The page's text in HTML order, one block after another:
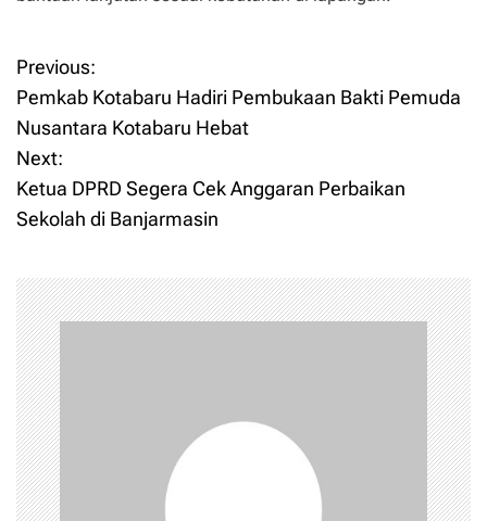
P
o
s
t
a
v
i
g
a
Previous:
Pemkab Kotabaru Hadiri Pembukaan Bakti Pemuda
Nusantara Kotabaru Hebat
Next:
Ketua DPRD Segera Cek Anggaran Perbaikan
Sekolah di Banjarmasin